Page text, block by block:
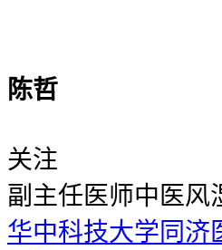
陈哲
关注
副主任医师中医风
华中科技大学同济